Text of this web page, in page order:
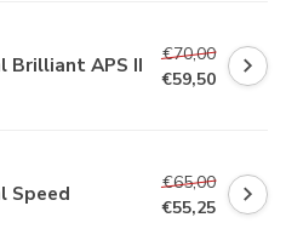
Brilliant APS II
€70,00
€59,50
Speed
€65,00
€55,25